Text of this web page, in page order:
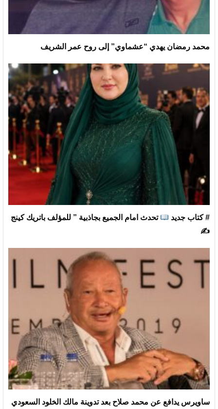
محمد رمضان يهدي “عشماوي” إلى روح عمر الشريف
# كتاب جديد
تحدث امام الجميع بجاذبية ” للمؤلف باتريك كينج
✍
ساويرس يدافع عن محمد صلاح بعد تدوينة مالك الخلود السعودي